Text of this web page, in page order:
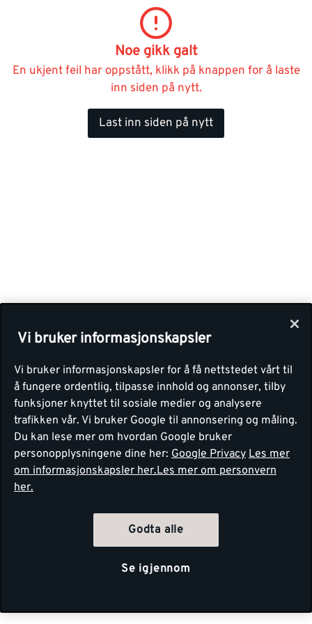
Noe gikk galt
En ukjent feil har oppstått, klikk på knappen for å laste
inn siden på nytt.
Last inn siden på nytt
Vi bruker informasjonskapsler
Vi bruker informasjonskapsler for å få nettstedet vårt til
å fungere ordentlig, tilpasse innhold og annonser, tilby
funksjoner knyttet til sosiale medier og analysere
trafikken vår. Vi bruker Google til annonsering og måling.
Du kan lese mer om hvordan Google bruker
personopplysningene dine her: Google Privacy Les mer
om informasjonskapsler her.Les mer om personvern
her.
Godta alle
Se igjennom